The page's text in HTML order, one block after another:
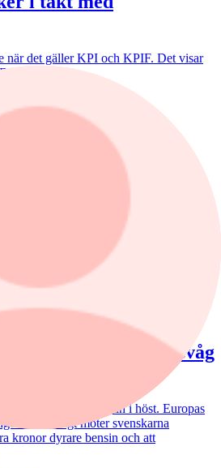
när det gäller KPI och KPIF. Det visar
bostadsrätter – nu
på månadens tredbrott. "En
Nyberg, tf VD för Svensk
och ny inflationsvåg
kan nå oss redan i höst. Europas
Samtidigt möter svenskarna
kronor dyrare bensin och att